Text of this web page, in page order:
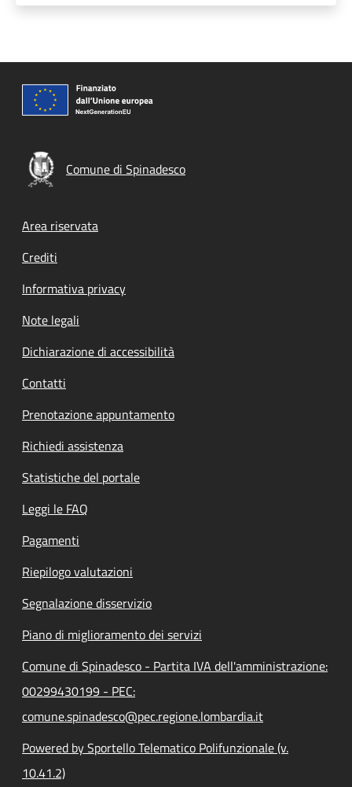
Comune di Spinadesco
Footer menu
Area riservata
Crediti
Informativa privacy
Note legali
Dichiarazione di accessibilità
Contatti
Prenotazione appuntamento
Richiedi assistenza
Statistiche del portale
Leggi le FAQ
Pagamenti
Riepilogo valutazioni
Segnalazione disservizio
Piano di miglioramento dei servizi
Comune di Spinadesco - Partita IVA dell'amministrazione:
00299430199 - PEC:
comune.spinadesco@pec.regione.lombardia.it
Powered by Sportello Telematico Polifunzionale (v.
10.41.2)